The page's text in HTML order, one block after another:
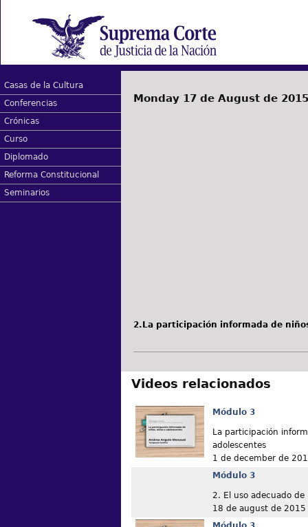
Casas de la Cultura
Conferencias
Crónicas
Curso
Diplomado
Reforma Constitucional
Seminarios
Monday 17 de August de 2015
2.La participación informada de
Videos relacionados
Módulo 3
La participación
adolescentes
1 de december de
Módulo 3
2. El uso adecuado de
18 de august de 2015